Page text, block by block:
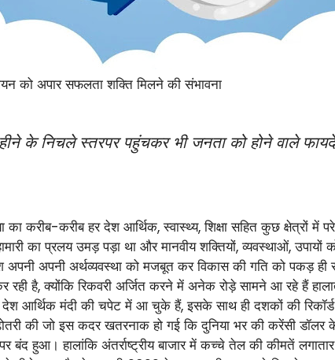
को अपार सफलता शक्ति मिलने की संभावना
के निचले स्तरपर पहुंचकर भी जनता को होने वाले
का करीब-करीब हर देश आर्थिक, स्वास्थ्य, शिक्षा सहित कुछ क्षेत्रों में
का प्रलय उमड़ पड़ा था और मानवीय शक्तियों, व्यवस्थाओं, उपायों
अपनी अर्थव्यवस्था को मजबूत कर विकास की गति को पकड़ ही
है, क्योंकि रिकवरी अर्जित करने में अनेक रोड़े सामने आ रहे हैं
आर्थिक मंदी की चपेट में आ चुके हैं, इसके साथ ही दशकों की रिकॉर्ड
की जो इस कदर खतरनाक हो गई कि दुनिया भर की करेंसी
बंद हुआ। हालांकि अंतर्राष्ट्रीय बाजार में कच्चे तेल की कीमतें